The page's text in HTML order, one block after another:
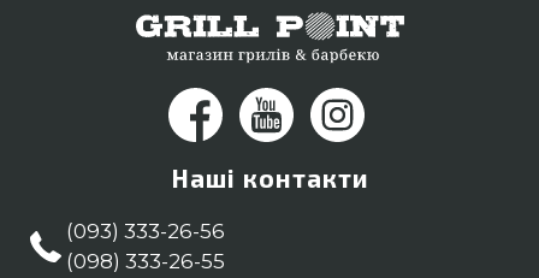
Наші контакти
(093) 333-26-56
(098) 333-26-55